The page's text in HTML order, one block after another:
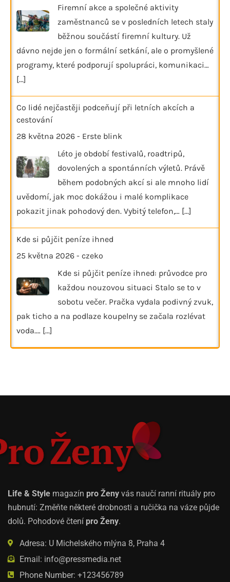
Firemní akce a společné aktivity
zaměstnanců se v posledních letech staly
běžnou součástí firemní kultury. Už
dávno nejde jen o formální setkání, ale o promyšlené
programy, které podporují spolupráci, komunikaci…
[...]
Co lidé nejčastěji podceňují při letních akcích a
cestování
28 května 2026 - Erste blink
Léto je období festivalů, roadtripů,
dovolených a spontánních výletů. Právě
během podobných akcí si ale mnoho lidí
uvědomí, jak moc dokážou i malé komplikace
pokazit jinak pohodový den. Vybitý telefon,… [...]
Kde si půjčit peníze ihned
25 května 2026 - czeko
Kde si půjčit peníze ihned: průvodce pro
každou nouzovou situaci Stalo se to v
sobotu večer. Pračka vydala podivný zvuk,
pak ticho a na podlaze koupelny se začala rozlévat
voda.… [...]
Life & Style magazín pro Ženy vás naučí ranní rituály pro
hubnutí: Změňte některé drobnosti a ručička na váze půjde
dolů. Pohodové čtení pro Ženy.
Adresa: U Michelského mlýna 8, Praha 4
Email: info@pressmedia.net
Phone Number: +123456789